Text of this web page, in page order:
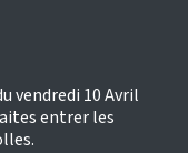
vendredi 10 Avril
entrer les